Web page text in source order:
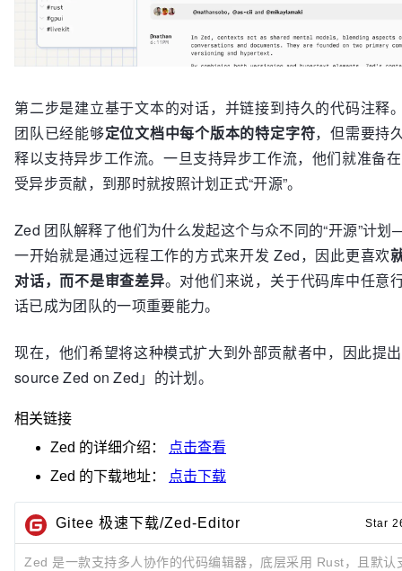
第二步是建立基于文本的对话，并链接到持久的代码注释
团队已经能够定位文档中每个版本的特定字符，但需要持
释以支持异步工作流。一旦支持异步工作流，他们就准备
受异步贡献，到那时就按照计划正式“开源”。
Zed 团队解释了他们为什么发起这个与众不同的“开源”计
一开始就是通过远程工作的方式来开发 Zed，因此更喜欢
对话，而不是审查差异。对他们来说，关于代码库中任意
话已成为团队的一项重要能力。
现在，他们希望将这种模式扩大到外部贡献者中，因此提
source Zed on Zed」的计划。
相关链接
Zed 的详细介绍：
点击查看
Zed 的下载地址： 点击下载
Gitee 极速下载/Zed-Editor Star
Zed 是一款支持多人协作的代码编辑器，底层采用 Rust，且默认